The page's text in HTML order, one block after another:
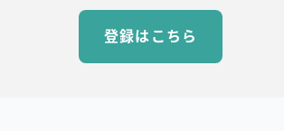
登録はこちら